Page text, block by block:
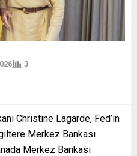
3
Christine Lagarde, Fed’in
Merkez Bankası
Merkez Bankası